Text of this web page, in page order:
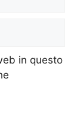
in questo